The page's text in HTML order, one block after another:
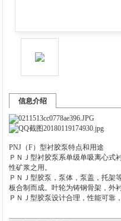
信息介绍
PNJ（F）型衬胶泵特点和用途
ＰＮＪ型衬胶泵系单级单吸离心式
性矿浆之用。
ＰＮＪ型胶泵，泵体，泵盖，托架
板合制而成。叶轮为铸钢骨架，外
ＰＮＪ型胶泵设计合理，性能可靠